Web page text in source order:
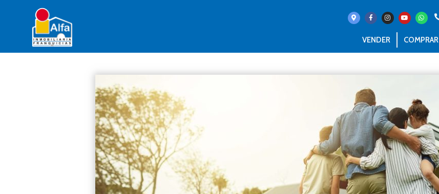
VENDER COMPRAR